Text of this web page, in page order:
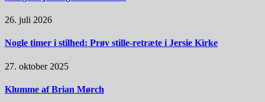
26. juli 2026
Nogle timer i stilhed: Prøv stille-retræte i Jersie Kirke
27. oktober 2025
Klumme af Brian Mørch